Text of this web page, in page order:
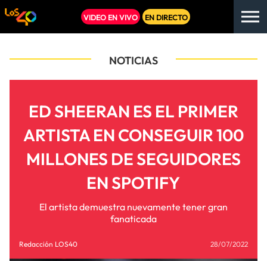
VIDEO EN VIVO EN DIRECTO
NOTICIAS
ED SHEERAN ES EL PRIMER
ARTISTA EN CONSEGUIR 100
MILLONES DE SEGUIDORES
EN SPOTIFY
El artista demuestra nuevamente tener gran
fanaticada
Redacción LOS40 28/07/2022